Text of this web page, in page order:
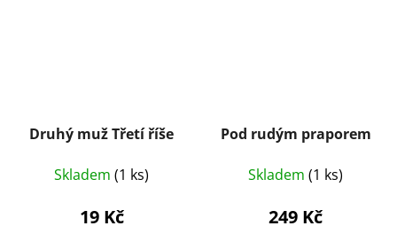
Druhý muž Třetí říše
Skladem (1 ks)
19 Kč
Pod rudým praporem
Skladem (1 ks)
249 Kč